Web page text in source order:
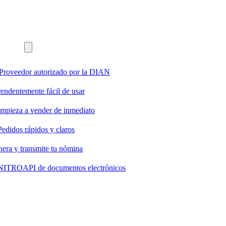
autorizado por la DIAN
fácil de usar
a vender de inmediato
rápidos y claros
y transmite tu nómina
API de documentos electrónicos